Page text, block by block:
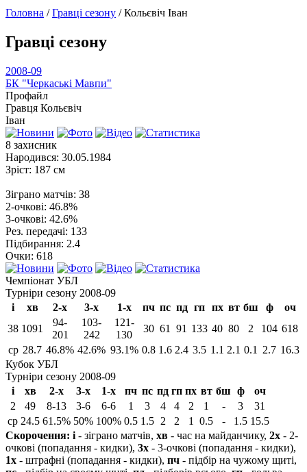
Головна /Гравці сезону /Кольєвіч Іван
Гравці сезону
2008-09
БК "Черкаські Мавпи"
Профайл
Гравця Кольєвіч
Іван
8 захисник
Народився: 30.05.1984
Зріст: 187 см
Зіграно матчів: 38
2-очкові: 46.8%
3-очкові: 42.6%
Рез. передачі: 133
Підбирання: 2.4
Очки: 618
Чемпіонат УБЛ
Турніри сезону 2008-09
і
хв 2-х 3-х 1-х пч пс пд гп пх вт бш ф
оч
38 1091
94-
201
103-
242
121-
130
30 61 91 133 40 80 2 104 618
ср 28.7 46.8% 42.6% 93.1% 0.8 1.6 2.4 3.5 1.1 2.1 0.1 2.7 16.3
Кубок УБЛ
Турніри сезону 2008-09
і
хв 2-х 3-х 1-х пч пс пд гп пх вт бш ф
оч
2
49 8-13 3-6 6-6 1 3 4 4 2 1 - 3
31
ср 24.5 61.5% 50% 100% 0.5 1.5 2 2 1 0.5 - 1.5 15.5
Скорочення: і - зіграно матчів, хв - час на майданчику, 2х - 2-
очкові (попадання - кидки), 3х - 3-очкові (попадання - кидки),
1х - штрафні (попадання - кидки), пч - підбір на чужому щиті,